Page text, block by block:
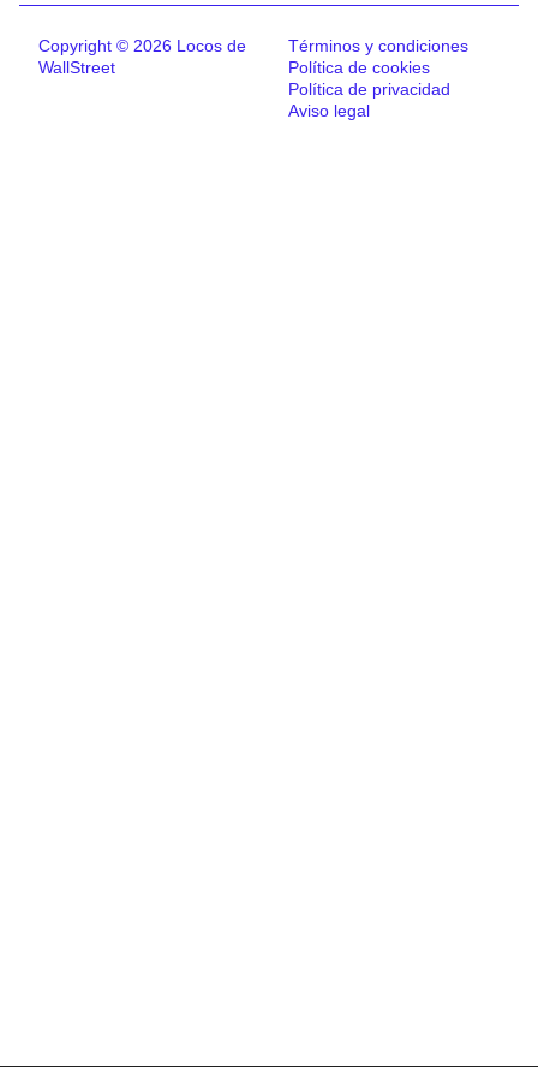
Copyright © 2026 Locos de
WallStreet
Términos y condiciones
Política de cookies
Política de privacidad
Aviso legal